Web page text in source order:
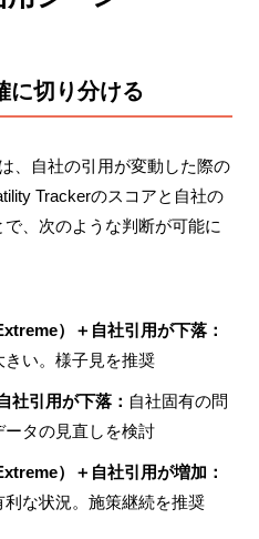
に切り分ける
、自社の引用が変動した際の
Trackerのスコアと自社の
、次のような判断が可能に
）＋自社引用が下落：
い。様子見を推奨
社引用が下落： 自社固有の問
タの見直しを検討
）＋自社引用が増加：
な状況。施策継続を推奨